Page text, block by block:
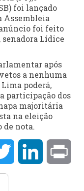
foi lançado
Assembleia
foi feito
senadora Lídice
após
a nenhuma
poderá,
participação dos
majoritária
na eleição
de nota.
Twitter LinkedIn